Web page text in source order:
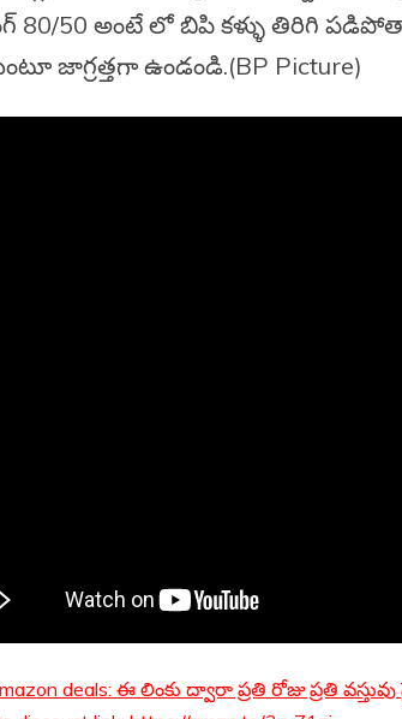
80/50 అంటే లో బిపి కళ్ళు తిరిగి
జాగ్రత్తగా ఉండండి.(BP Picture)
deals: ఈ లింకు ద్వారా ప్రతి రోజు ప్రతి